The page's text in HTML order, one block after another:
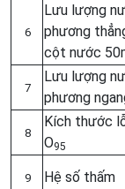
6
Lưu lượng
phương
cột nước
7
Lưu lượng
phương
8
Kích thước
O95
9 Hệ số thấm